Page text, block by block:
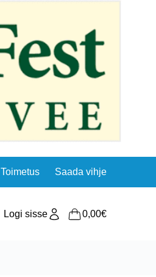
Toimetus Saada vihje
Logi sisse
Shopping
0,00€